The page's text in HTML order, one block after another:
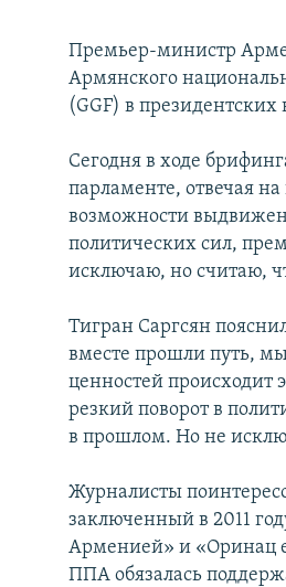
Премьер-министр
Армянского
(GGF) в
Сегодня в ходе
парламенте, отвечая
возможности
политических сил,
исключаю, но считаю,
Тигран Саргсян
вместе прошли путь,
ценностей происходит
резкий поворот в
в прошлом. Но не
Журналисты
заключенный в 2011
Арменией» и «Оринац
ППА обязалась